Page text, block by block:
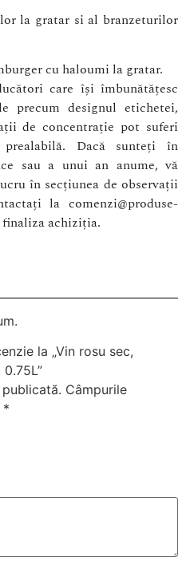
la gratar si al branzeturilor
cu haloumi la gratar.
care își îmbunătățesc
precum designul etichetei,
de concentrație pot suferi
Dacă sunteți în
sau a unui an anume, vă
în secțiunea de observații
la comenzi@produse-
achiziția.
la „Vin rosu sec,
Câmpurile
*